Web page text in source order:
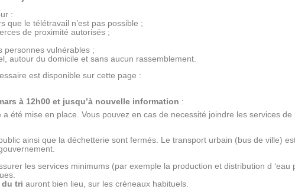
:
que le télétravail n’est pas possible ;
de proximité autorisés ;
personnes vulnérables ;
autour du domicile et sans aucun rassemblement.
est disponible sur cette page :
à 12h00 et jusqu’à nouvelle information :
a été mise en place. Vous pouvez en cas de necessité joindre les services
ainsi que la déchetterie sont fermés. Le transport urbain (bus de ville)
les services minimums (par exemple la production et distribution d ‘eau
du tri auront bien lieu, sur les créneaux habituels.